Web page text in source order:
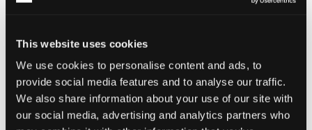
This website uses cookies
We use cookies to personalise content and ads, to
provide social media features and to analyse our traffic.
We also share information about your use of our site with
our social media, advertising and analytics partners who
138-143
Upplevd storlek
Liten Perfekt
STORLEKSGUIDE